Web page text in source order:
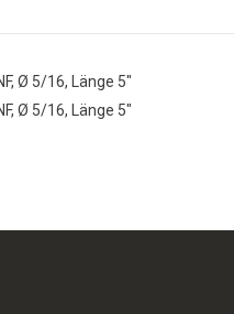
Ø 5/16, Länge 5"
Ø 5/16, Länge 5"